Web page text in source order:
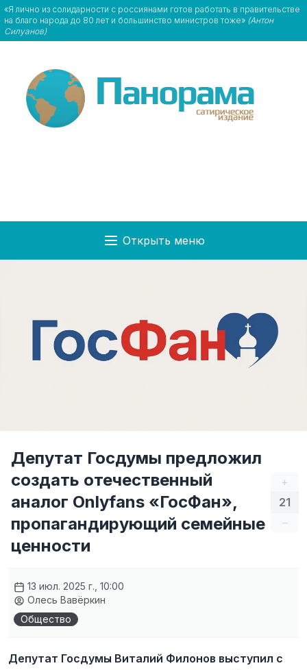
«Я лично из солидарности с россиянами готов работать в правительстве
на благо народа до 80 лет и большинство министров тоже» (Антон
Силуанов)
Открыть меню
+
21
–
Депутат Госдумы предложил
создать отечественный
аналог Onlyfans «ГосФан»,
пропагандирующий семейные
ценности
13 июл. 2025 г., 10:00
Олесь Вавёркин
Общество
Депутат Госдумы Виталий Филонов выступил с